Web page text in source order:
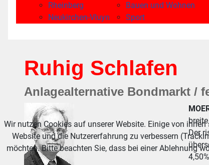
Rheinberg
Neukirchen-Vluyn
Bauen und Wohnen
Sport
Ruhig Schlafen
Anlagealternative Bondmarkt /
Der
Wir nutzen Cookies auf unserer Website. Einige von
Website und die Nutzererfahrung zu verbessern
möchten. Bitte beachten Sie, dass bei einer Ablehnung